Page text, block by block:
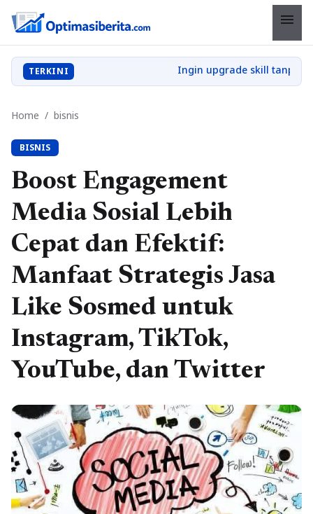
menu
TERKINI
Home / bisnis
BISNIS
Boost Engagement
Media Sosial Lebih
Cepat dan Efektif:
Manfaat Strategis Jasa
Like Sosmed untuk
Instagram, TikTok,
YouTube, dan Twitter